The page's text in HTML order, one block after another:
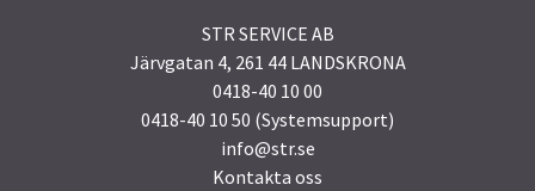
STR SERVICE AB
Järvgatan 4, 261 44 LANDSKRONA
0418-40 10 00
0418-40 10 50 (Systemsupport)
info@str.se
Kontakta oss